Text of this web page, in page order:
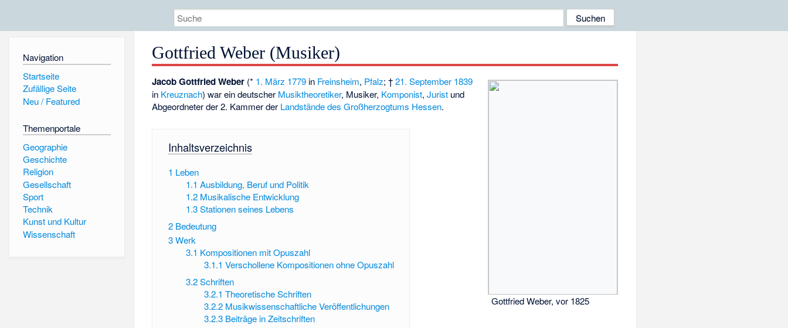
Navigation
Startseite
Zufällige Seite
Neu / Featured
Themenportale
Geographie
Geschichte
Religion
Gesellschaft
Sport
Technik
Kunst und Kultur
Wissenschaft
Gottfried Weber (Musiker)
Gottfried Weber, vor 1825
Jacob Gottfried Weber (* 1. März 1779 in Freinsheim, Pfalz; †21. September 1839
in Kreuznach) war ein deutscher Musiktheoretiker, Musiker, Komponist,Jurist und
Abgeordneter der 2. Kammer der Landstände des Großherzogtums Hessen.
Inhaltsverzeichnis
1 Leben
1.1 Ausbildung, Beruf und Politik
1.2 Musikalische Entwicklung
1.3 Stationen seines Lebens
2 Bedeutung
3Werk
3.1 Kompositionen mit Opuszahl
3.1.1 Verschollene Kompositionen ohne Opuszahl
3.2 Schriften
3.2.1 Theoretische Schriften
3.2.2 Musikwissenschaftliche Veröffentlichungen
3.2.3 Beiträge in Zeitschriften